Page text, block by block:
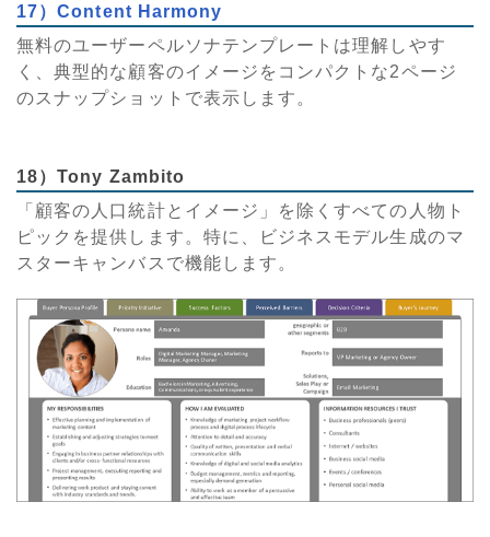
17）Content Harmony
無料のユーザーペルソナテンプレートは理解しやす
く、典型的な顧客のイメージをコンパクトな2ページ
のスナップショットで表示します。
18）Tony Zambito
「顧客の人口統計とイメージ」を除くすべての人物ト
ピックを提供します。特に、ビジネスモデル生成のマ
スターキャンバスで機能します。